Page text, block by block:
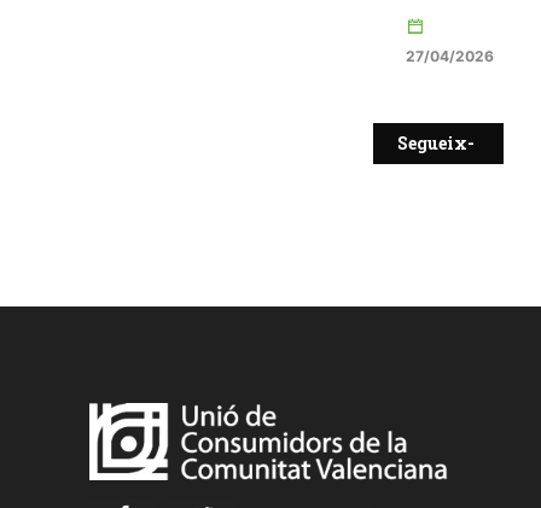
27/04/2026
Segueix-